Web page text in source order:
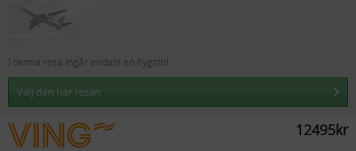
I denna resa ingår endast en flygstol
Välj den här resan
12495kr